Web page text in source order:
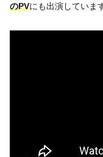
のPVにも出演していま